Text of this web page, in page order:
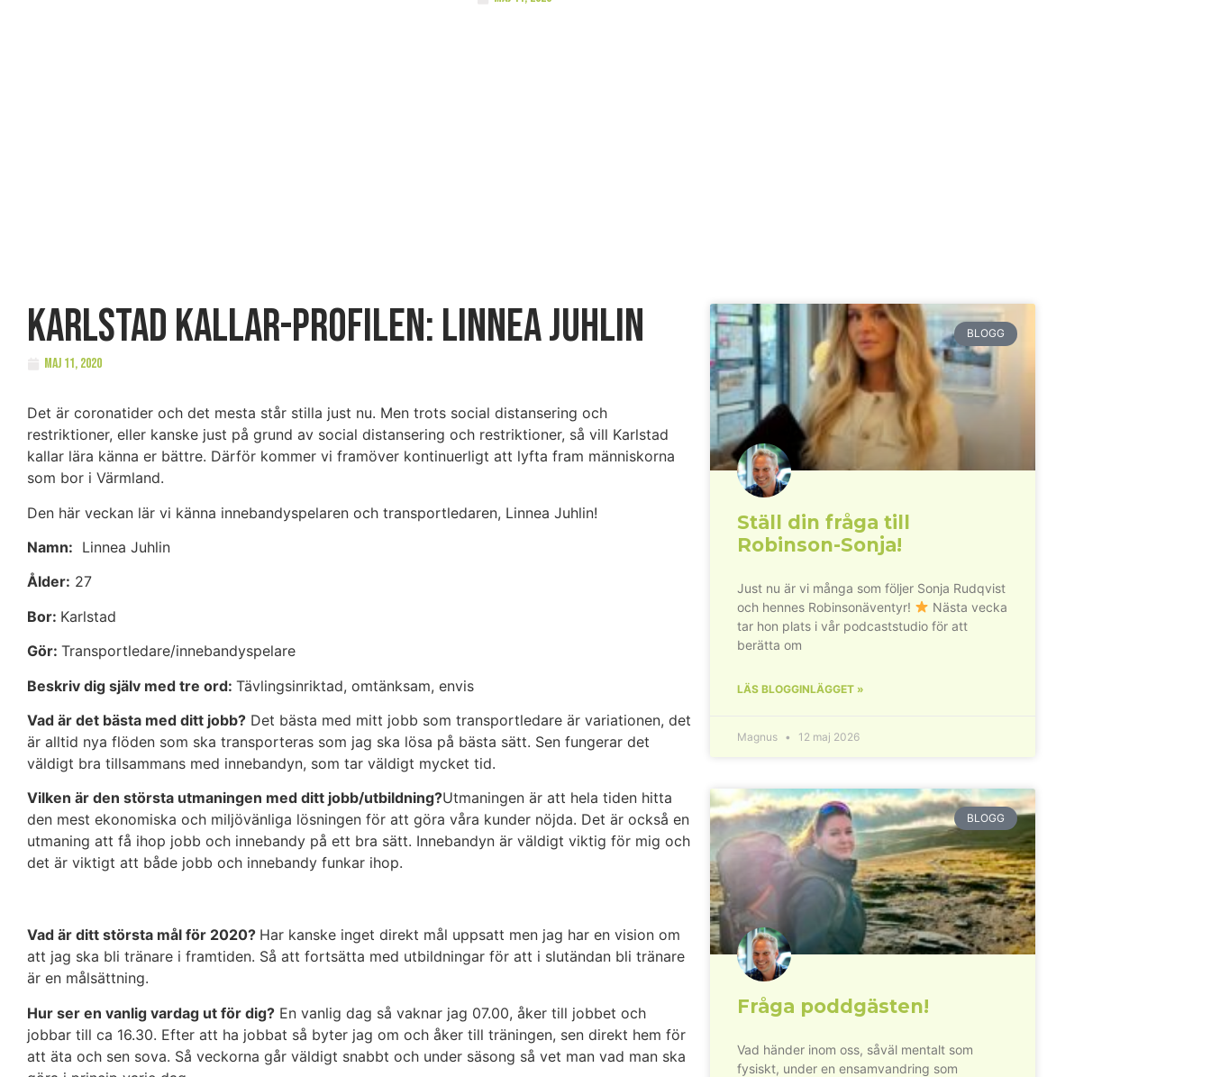
Karlstad kallar-profilen: Linnea Juhlin
maj 11, 2020
Det är coronatider och det mesta står stilla just nu. Men trots social distansering och
restriktioner, eller kanske just på grund av social distansering och restriktioner, så vill Karlstad
kallar lära känna er bättre. Därför kommer vi framöver kontinuerligt att lyfta fram människorna
som bor i Värmland.
Den här veckan lär vi känna innebandyspelaren och transportledaren, Linnea Juhlin!
Namn: Linnea Juhlin
Ålder: 27
Bor: Karlstad
Gör: Transportledare/innebandyspelare
Beskriv dig själv med tre ord: Tävlingsinriktad, omtänksam, envis
Vad är det bästa med ditt jobb? Det bästa med mitt jobb som transportledare är variationen, det
är alltid nya flöden som ska transporteras som jag ska lösa på bästa sätt. Sen fungerar det
väldigt bra tillsammans med innebandyn, som tar väldigt mycket tid.
Vilken är den största utmaningen med ditt jobb/utbildning?Utmaningen är att hela tiden hitta
den mest ekonomiska och miljövänliga lösningen för att göra våra kunder nöjda. Det är också en
utmaning att få ihop jobb och innebandy på ett bra sätt. Innebandyn är väldigt viktig för mig och
det är viktigt att både jobb och innebandy funkar ihop.
Vad är ditt största mål för 2020? Har kanske inget direkt mål uppsatt men jag har en vision om
att jag ska bli tränare i framtiden. Så att fortsätta med utbildningar för att i slutändan bli tränare
är en målsättning.
Hur ser en vanlig vardag ut för dig? En vanlig dag så vaknar jag 07.00, åker till jobbet och
jobbar till ca 16.30. Efter att ha jobbat så byter jag om och åker till träningen, sen direkt hem för
att äta och sen sova. Så veckorna går väldigt snabbt och under säsong så vet man vad man ska
BLOGG
Ställ din fråga till
Robinson-Sonja!
Just nu är vi många som följer Sonja Rudqvist
och hennes Robinsonäventyr!
Nästa vecka
tar hon plats i vår podcaststudio för att
berätta om
LÄS BLOGGINLÄGGET »
Magnus 12 maj 2026
BLOGG
Fråga poddgästen!
Vad händer inom oss, såväl mentalt som
fysiskt, under en ensamvandring som